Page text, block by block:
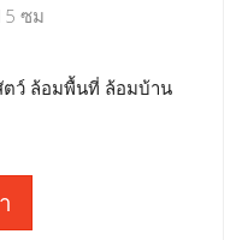
ซม
ตว์ ล้อมพื้นที่ ล้อมบ้าน